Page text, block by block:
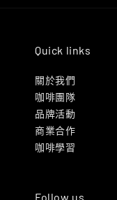
Quick links
關於我們
咖啡團隊
品牌活動
商業合作
咖啡學習
Follow us